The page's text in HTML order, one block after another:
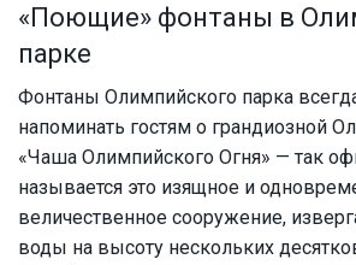
«Поющие» фонтаны в
парке
Фонтаны Олимпийского парка
напоминать гостям о грандиозной
«Чаша Олимпийского Огня» — так
называется это изящное и
величественное сооружение,
воды на высоту нескольких